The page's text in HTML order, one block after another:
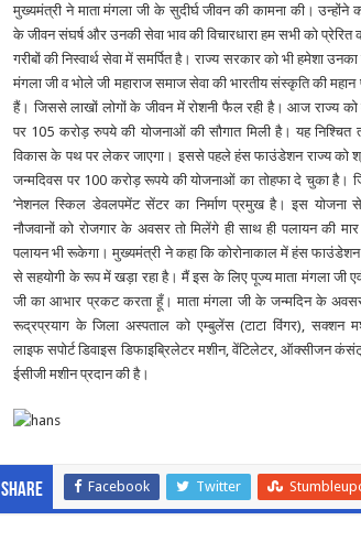
मुख्यमंत्री ने माता मंगला जी के सुदीर्घ जीवन की कामना की। उन्होंने
के जीवन संघर्ष और उनकी सेवा भाव की विचारधारा हम सभी को
गरीबों की निस्वार्थ सेवा में समर्पित है। राज्य सरकार को भी हमेशा
मंगला जी व भोले जी महाराज समाज सेवा की भारतीय संस्कृति की महान
हैं। जिससे लाखों लोगों के जीवन में रोशनी फैल रही है। आज राज्य को
पर 105 करोड़ रुपये की योजनाओं की सौगात मिली है। यह निश्चित
विकास के पथ पर लेकर जाएगा। इससे पहले हंस फाउंडेशन राज्य को
जन्मदिवस पर 100 करोड़ रूपये की योजनाओं का तोहफा दे चुका है।
’नेशनल स्किल डेवलपमेंट सेंटर का निर्माण प्रमुख है। इस योजना
नौजवानों को रोजगार के अवसर तो मिलेंगे ही साथ ही पलायन की
पलायन भी रूकेगा। मुख्यमंत्री ने कहा कि कोरोनाकाल में हंस फाउंडेशन
से सहयोगी के रूप में खड़ा रहा है। मैं इस के लिए पूज्य माता मंगला जी
जी का आभार प्रकट करता हूँ। माता मंगला जी के जन्मदिन के
रूद्रप्रयाग के जिला अस्पताल को एम्बुलेंस (टाटा विंगर), सक्शन
लाइफ सपोर्ट डिवाइस डिफाइब्रिलेटर मशीन, वेंटिलेटर, ऑक्सीजन
ईसीजी मशीन प्रदान की है।
Share Facebook Twitter